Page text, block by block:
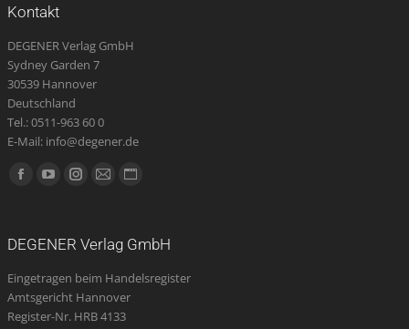
Kontakt
DEGENER Verlag GmbH
Sydney Garden 7
30539 Hannover
Deutschland
Tel.: 0511-963 60 0
E-Mail: info@degener.de
Finden Sie uns auf:
Facebook
in
new
window
YouTube
in
new
window
Instagram
in
new
window
E-
opens
in
new
Website
in
new
DEGENER Verlag GmbH
Eingetragen beim Handelsregister
Amtsgericht Hannover
Register-Nr. HRB 4133